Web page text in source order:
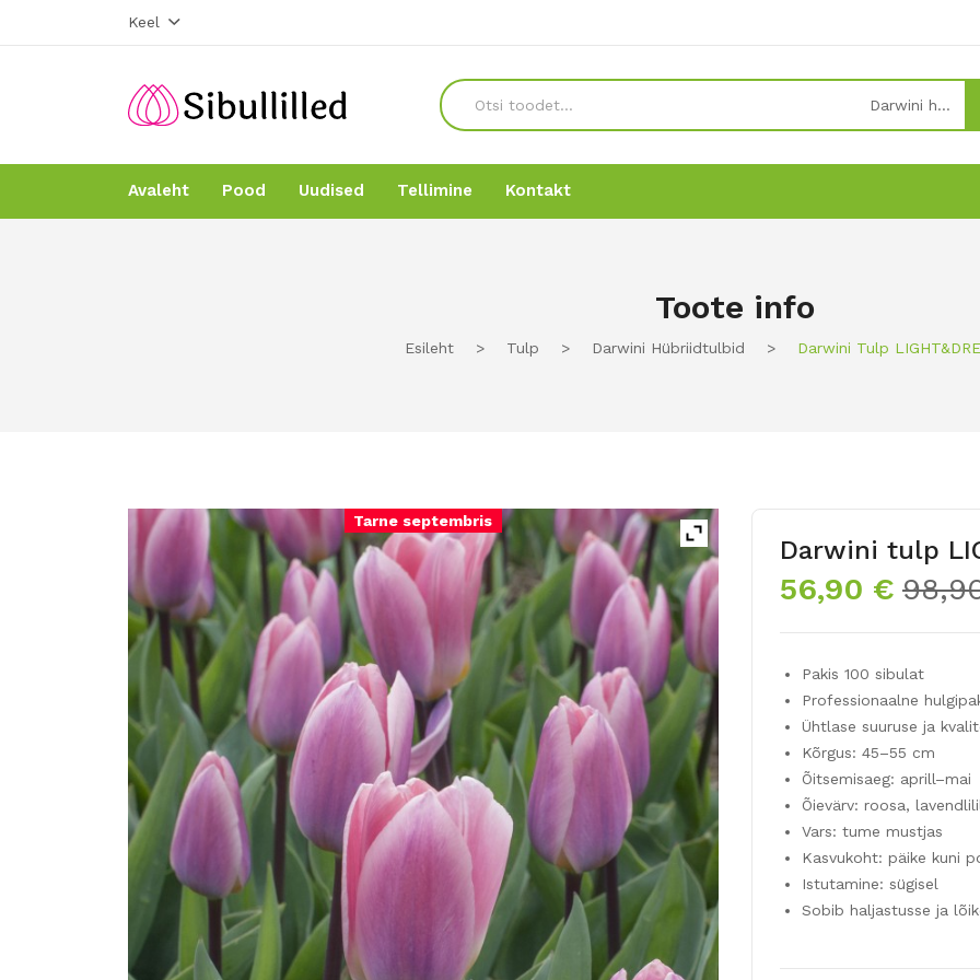
Keel
Darwini hübriidtulbid
Avaleht Pood Uudised Tellimine Kontakt
Toote info
Esileht > Tulp > Darwini Hübriidtulbid > Darwini Tulp
Tarne septembris
Darwini tulp
56,90 €
Pakis 100 sibulat
Professionaalne
Ühtlase suuruse ja
Kõrgus: 45–55 cm
Õitsemisaeg: aprill–mai
Õievärv: roosa,
Vars: tume mustjas
Kasvukoht: päike kuni
Istutamine: sügisel
Sobib haljastusse ja